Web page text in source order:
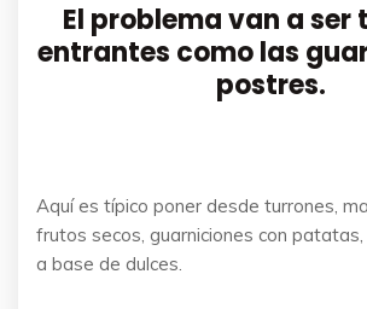
El problema van a ser
entrantes como las
postres.
Aquí es típico poner desde turrones,
frutos secos, guarniciones con
a base de dulces.